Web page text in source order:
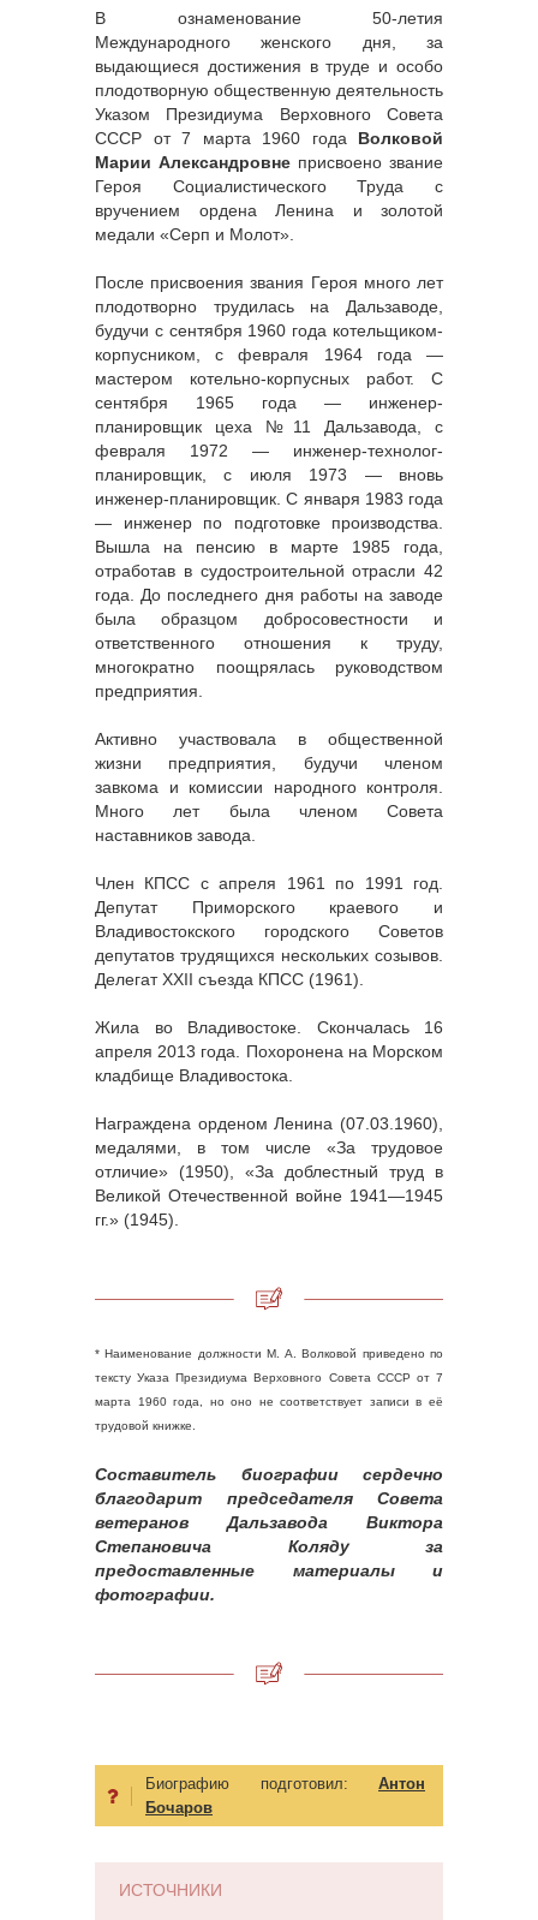
В ознаменование 50-летия
Международного женского дня, за
выдающиеся достижения в труде и особо
плодотворную общественную деятельность
Указом Президиума Верховного Совета
СССР от 7 марта 1960 года Волковой
Марии Александровне присвоено звание
Героя Социалистического Труда с
вручением ордена Ленина и золотой
медали «Серп и Молот».
После присвоения звания Героя много лет
плодотворно трудилась на Дальзаводе,
будучи с сентября 1960 года котельщиком-
корпусником, с февраля 1964 года —
мастером котельно-корпусных работ. С
сентября 1965 года — инженер-
планировщик цеха №11 Дальзавода, с
февраля 1972 — инженер-технолог-
планировщик, с июля 1973 — вновь
инженер-планировщик. С января 1983 года
— инженер по подготовке производства.
Вышла на пенсию в марте 1985 года,
отработав в судостроительной отрасли 42
года. До последнего дня работы на заводе
была образцом добросовестности и
ответственного отношения к труду,
многократно поощрялась руководством
предприятия.
Активно участвовала в общественной
жизни предприятия, будучи членом
завкома и комиссии народного контроля.
Много лет была членом Совета
наставников завода.
Член КПСС с апреля 1961 по 1991 год.
Депутат Приморского краевого и
Владивостокского городского Советов
депутатов трудящихся нескольких созывов.
Делегат XXII съезда КПСС (1961).
Жила во Владивостоке. Скончалась 16
апреля 2013 года. Похоронена на Морском
кладбище Владивостока.
Награждена орденом Ленина (07.03.1960),
медалями, в том числе «За трудовое
отличие» (1950), «За доблестный труд в
Великой Отечественной войне 1941—1945
гг.» (1945).
* Наименование должности М. А. Волковой приведено по
тексту Указа Президиума Верховного Совета СССР от 7
марта 1960 года, но оно не соответствует записи в её
трудовой книжке.
Составитель биографии сердечно
благодарит председателя Совета
ветеранов Дальзавода Виктора
Степановича Коляду за
предоставленные материалы и
фотографии.
Биографию подготовил: Антон
Бочаров
ИСТОЧНИКИ